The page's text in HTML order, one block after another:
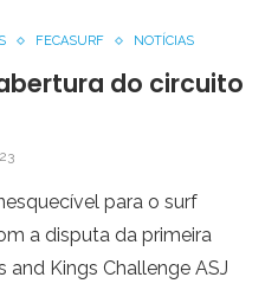
FECASURF NOTÍCIAS
do circuito
para o surf
a disputa da primeira
Kings Challenge ASJ